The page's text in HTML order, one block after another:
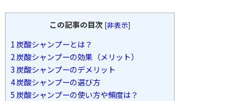
この記事の目次 [非表示]
1 炭酸シャンプーとは？
2炭酸シャンプーの効果（メリット）
3 炭酸シャンプーのデメリット
4炭酸シャンプーの選び方
5 炭酸シャンプーの使い方や頻度は？